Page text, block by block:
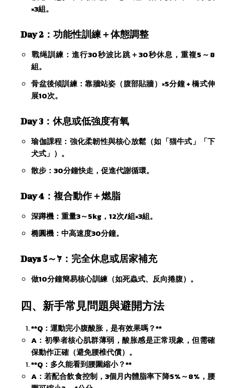
×3組。
​Day 2：功能性訓練＋体態調整​
​戰绳訓練：進行30秒波比跳＋30秒休息，重複5～8
組。
​骨盆後傾訓練：靠牆站姿（腹部貼牆）×5分鐘 + 橋式伸
展10次。
​Day 3：休息或低強度有氧​
​瑜伽課程：強化柔韌性與核心放鬆（如「猫牛式」「下
犬式」）。
​散步：30分鐘快走，促進代謝循環。
​Day 4：複合動作＋燃脂​
​深蹲機：重量3～5kg，12次/組×3組。
​椭圓機：中高速度30分鐘。
​Days 5～7：完全休息或居家補充​
做10分鐘簡易核心訓練（如死蟲式、反向捲腹）。
​四、新手常見問題與避開方法​
​**Q：運動完小腹酸胀，是有效果嗎？**​
A：初學者核心肌群薄弱，酸胀感是正常現象，但需確
保動作正確（避免腰椎代償）。
​**Q：多久能看到腰圍縮小？**​
A：若配合飲食控制，3個月內體脂率下降5%～8%，腰